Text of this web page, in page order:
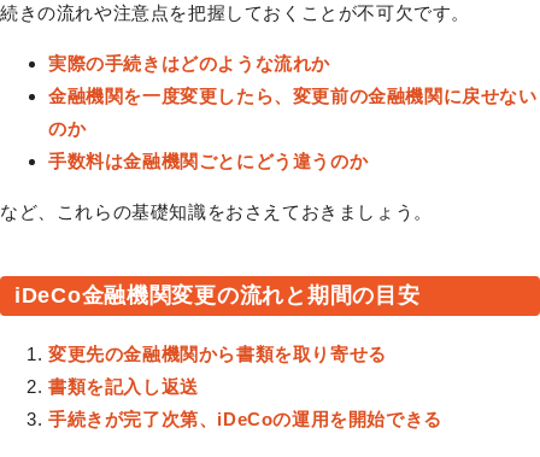
続きの流れや注意点を把握しておくことが不可欠です。
実際の手続きはどのような流れか
金融機関を一度変更したら、変更前の金融機関に戻せない
のか
手数料は金融機関ごとにどう違うのか
など、これらの基礎知識をおさえておきましょう。
iDeCo金融機関変更の流れと期間の目安
変更先の金融機関から書類を取り寄せる
書類を記入し返送
手続きが完了次第、iDeCoの運用を開始できる